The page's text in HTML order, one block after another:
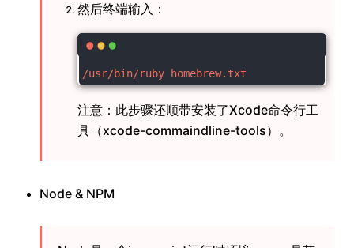
然后终端输入：
/usr/bin/ruby homebrew.txt
注意：此步骤还顺带安装了Xcode命令行工
具（xcode-commaindline-tools）。
Node & NPM